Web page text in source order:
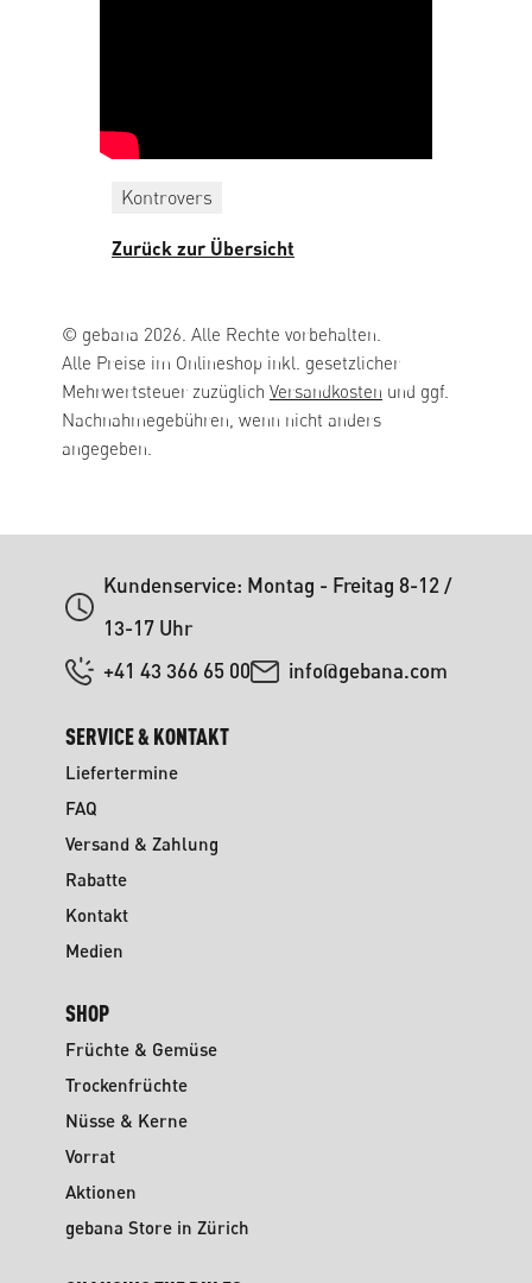
Kontrovers
Zurück zur Übersicht
© gebana 2026. Alle Rechte vorbehalten.
Alle Preise im Onlineshop inkl. gesetzlicher
Mehrwertsteuer zuzüglich Versandkosten und ggf.
Nachnahmegebühren, wenn nicht anders
angegeben.
Kundenservice: Montag - Freitag 8-12 /
13-17 Uhr
+41 43 366 65 00
info@gebana.com
SERVICE & KONTAKT
Liefertermine
FAQ
Versand & Zahlung
Rabatte
Kontakt
Medien
SHOP
Früchte & Gemüse
Trockenfrüchte
Nüsse & Kerne
Vorrat
Aktionen
gebana Store in Zürich